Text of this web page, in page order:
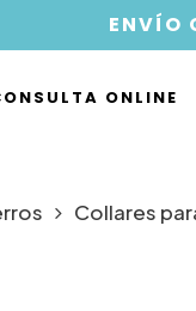
ENVÍO
ONLINE
Collares